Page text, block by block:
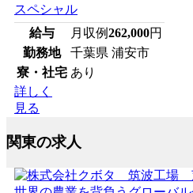
スペシャル
給与
月収例262,000円
勤務地
千葉県 浦安市
寮・社宅 あり
詳しく
見る
関東の求人